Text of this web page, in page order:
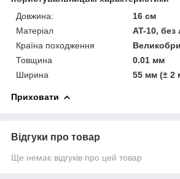
Довжина:
16 см
Матеріал
AT-10, без
Країна походження
Товщина
0.01 мм
Ширина
55 мм (± 2
Приховати
Відгуки про товар
Ще немає відгуків про цей товар